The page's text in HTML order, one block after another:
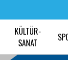
KÜLTÜR-
SANAT